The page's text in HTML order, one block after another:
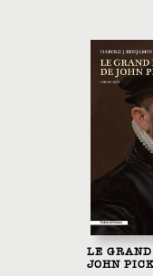
LE
JOHN